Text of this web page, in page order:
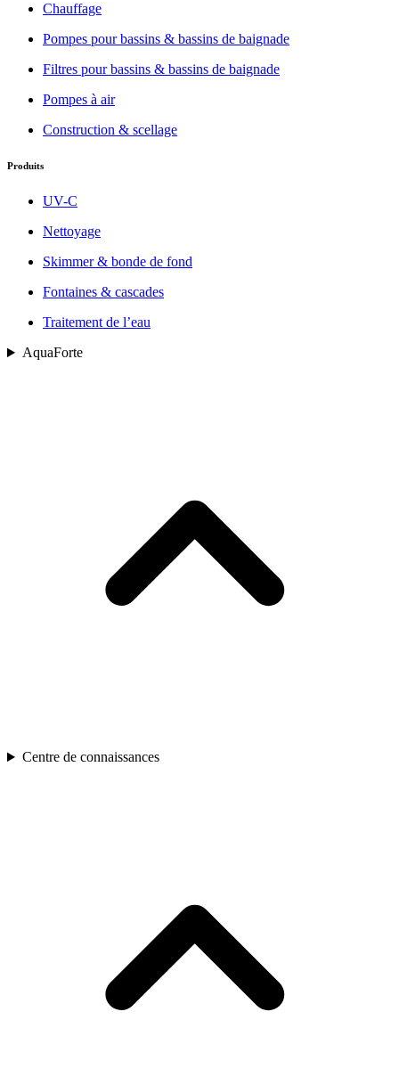
Chauffage
Pompes pour bassins & bassins de baignade
Filtres pour bassins & bassins de baignade
Pompes à air
Construction & scellage
Produits
UV-C
Nettoyage
Skimmer & bonde de fond
Fontaines & cascades
Traitement de l’eau
AquaForte
Centre de connaissances